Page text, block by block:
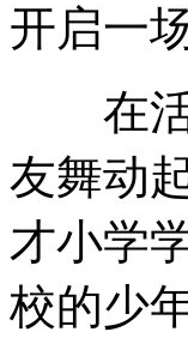
开启一
在活
友舞动
才小学
校的少